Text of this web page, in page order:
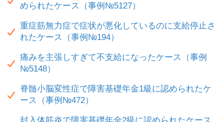
められたケース（事例№5127）
重症筋無力症で症状が悪化しているのに支給停止さ
れたケース（事例№194）
痛みを主張しすぎて不支給になったケース（事例
№5148）
脊髄小脳変性症で障害基礎年金1級に認められたケ
ース（事例№472）